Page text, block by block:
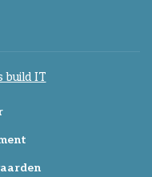
build IT